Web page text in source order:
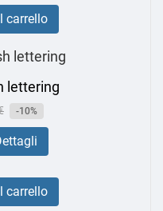
carrello
lettering
-10%
carrello